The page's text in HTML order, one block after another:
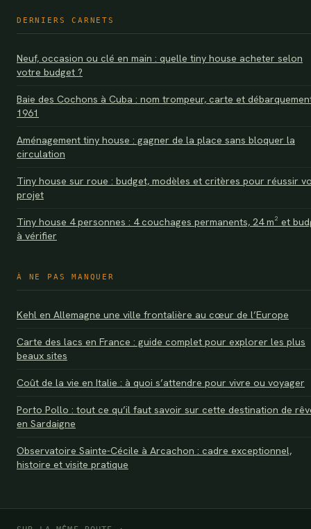
DERNIERS CARNETS
Neuf, occasion ou clé en main : quelle tiny house acheter selon
votre budget ?
Baie des Cochons à Cuba : nom trompeur, carte et
1961
Aménagement tiny house : gagner de la place sans bloquer la
circulation
Tiny house sur roue : budget, modèles et critères pour réussir
projet
Tiny house 4 personnes : 4 couchages permanents, 24 m² et
à vérifier
À NE PAS MANQUER
Kehl en Allemagne une ville frontalière au cœur de l’Europe
Carte des lacs en France : guide complet pour explorer les plus
beaux sites
Coût de la vie en Italie : à quoi s’attendre pour vivre ou voyager
Porto Pollo : tout ce qu’il faut savoir sur cette destination de
en Sardaigne
Observatoire Sainte-Cécile à Arcachon : cadre exceptionnel,
histoire et visite pratique